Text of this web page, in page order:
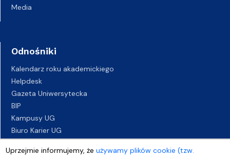
Uprzejmie informujemy, żeużywamy plików cookie (tzw.
Media
Odnośniki
Kalendarz roku akademickiego
Helpdesk
Gazeta Uniwersytecka
BIP
Kampusy UG
Biuro Karier UG
Oferty pracy
Deklaracja dostępności